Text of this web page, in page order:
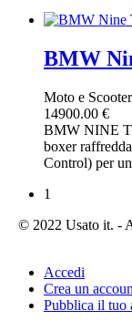
BMW
Moto e Scooter
14900.00 €
BMW NINE
boxer
Control) per
1
© 2022 Usato it. -
Accedi
Crea un
Pubblica il tuo